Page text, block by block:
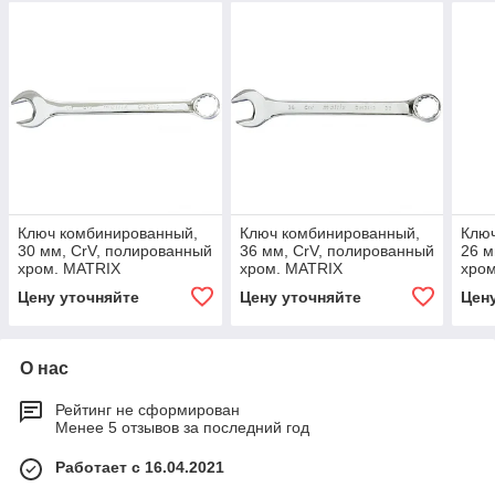
Ключ комбинированный,
30 мм, CrV, полированный
хром. MATRIX
Цену уточняйте
Ключ комбинированный,
36 мм, CrV, полированный
хром. MATRIX
Цену уточняйте
26
О нас
Рейтинг не сформирован
Менее 5 отзывов за последний год
Работает с 16.04.2021